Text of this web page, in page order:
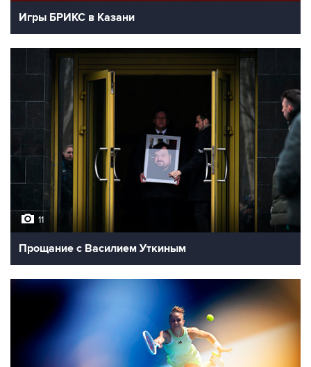
Игры БРИКС в Казани
11
Прощание с Василием Уткиным